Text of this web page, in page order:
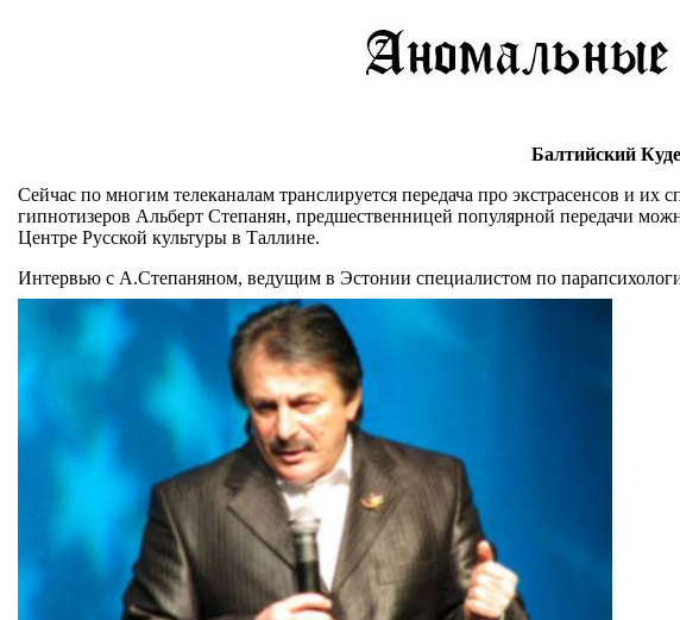
Балтийский
Сейчас по многим телеканалам транслируется передача про экстрасенсов и
гипнотизеров Альберт Степанян, предшественницей популярной передачи
Центре Русской культуры в Таллине.
Интервью с А.Степаняном, ведущим в Эстонии специалистом по